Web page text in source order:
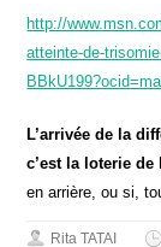
http://
atteinte-de-
L’arrivée de la
c’est la loterie de
en arrière, ou si,
Rita TATAI